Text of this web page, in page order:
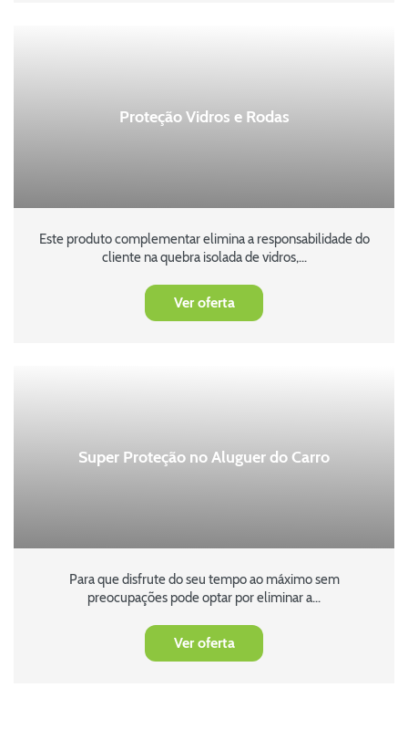
Proteção Vidros e Rodas
Este produto complementar elimina a responsabilidade do
cliente na quebra isolada de vidros,...
Ver oferta
Super Proteção no Aluguer do Carro
Para que disfrute do seu tempo ao máximo sem
preocupações pode optar por eliminar a...
Ver oferta